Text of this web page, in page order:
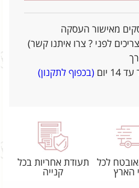
יום
(בכפוף לתקנון)
לכל
הארץ
תעודת אחריות בכל
קנייה